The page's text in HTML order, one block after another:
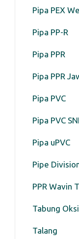
Pipa PEX
Pipa PP-R
Pipa PPR
Pipa PPR
Pipa PVC
Pipa PVC SNI
Pipa uPVC
Pipe
PPR Wavin
Tabung
Talang